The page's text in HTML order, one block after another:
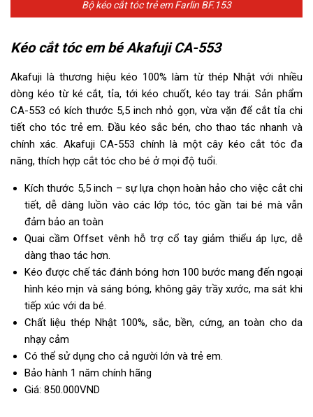
Bộ kéo cắt tóc trẻ em Farlin BF.153
Kéo cắt tóc em bé Akafuji CA-553
Akafuji là thương hiệu kéo 100% làm từ thép Nhật với nhiều
dòng kéo từ ké cắt, tỉa, tới kéo chuốt, kéo tay trái. Sản phẩm
CA-553 có kích thước 5,5 inch nhỏ gọn, vừa vặn để cắt tỉa chi
tiết cho tóc trẻ em. Đầu kéo sắc bén, cho thao tác nhanh và
chính xác. Akafuji CA-553 chính là một cây kéo cắt tóc đa
năng, thích hợp cắt tóc cho bé ở mọi độ tuổi.
Kích thước 5,5 inch – sự lựa chọn hoàn hảo cho việc cắt chi
tiết, dễ dàng luồn vào các lớp tóc, tóc gần tai bé mà vẫn
đảm bảo an toàn
Quai cầm Offset vênh hỗ trợ cổ tay giảm thiểu áp lực, dễ
dàng thao tác hơn.
Kéo được chế tác đánh bóng hơn 100 bước mang đến ngoại
hình kéo mịn và sáng bóng, không gây trầy xước, ma sát khi
tiếp xúc với da bé.
Chất liệu thép Nhật 100%, sắc, bền, cứng, an toàn cho da
nhạy cảm
Có thể sử dụng cho cả người lớn và trẻ em.
Bảo hành 1 năm chính hãng
Giá: 850.000VND